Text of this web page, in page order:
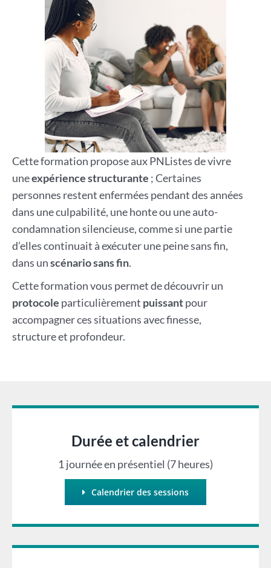
Cette formation propose aux PNListes de vivre
uneexpérience structurante ; Certaines
personnes restent enfermées pendant des années
dans une culpabilité, une honte ou une auto-
condamnation silencieuse, comme si une partie
d’elles continuait à exécuter une peine sans fin,
dans unscénario sans fin.
Cette formation vous permet de découvrir un
protocole particulièrement puissantpour
accompagner ces situations avec finesse,
structure et profondeur.
Durée et calendrier
1 journée en présentiel (7 heures)
Calendrier des sessions